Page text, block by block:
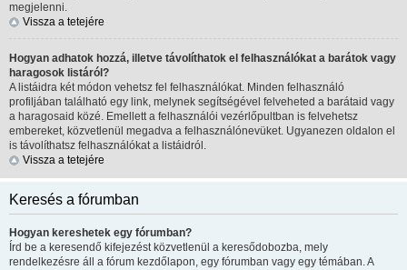
megjelenni.
Vissza a tetejére
Hogyan adhatok hozzá, illetve távolíthatok el felhasználókat a barátok vagy
haragosok listáról?
A listáidra két módon vehetsz fel felhasználókat. Minden felhasználó
profiljában található egy link, melynek segítségével felveheted a barátaid vagy
a haragosaid közé. Emellett a felhasználói vezérlőpultban is felvehetsz
embereket, közvetlenül megadva a felhasználónevüket. Ugyanezen oldalon el
is távolíthatsz felhasználókat a listáidról.
Vissza a tetejére
Keresés a fórumban
Hogyan kereshetek egy fórumban?
Írd be a keresendő kifejezést közvetlenül a keresődobozba, mely
rendelkezésre áll a fórum kezdőlapon, egy fórumban vagy egy témában. A